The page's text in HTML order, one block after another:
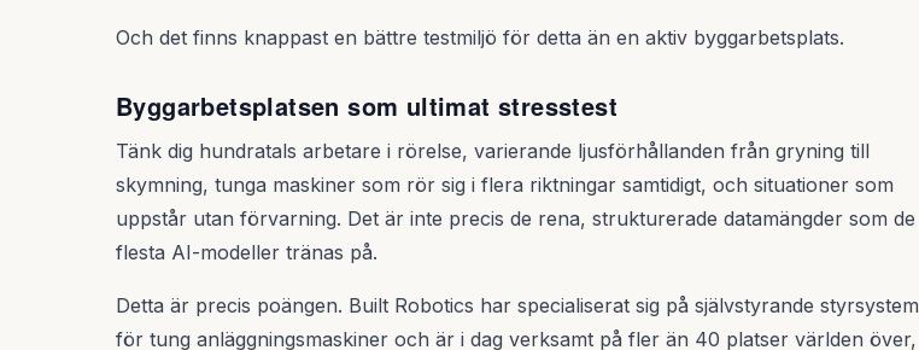
Och det finns knappast en bättre testmiljö för detta än en aktiv byggarbetsplats.
Byggarbetsplatsen som ultimat stresstest
Tänk dig hundratals arbetare i rörelse, varierande ljusförhållanden från gryning till
skymning, tunga maskiner som rör sig i flera riktningar samtidigt, och situationer som
uppstår utan förvarning. Det är inte precis de rena, strukturerade datamängder som de
flesta AI-modeller tränas på.
Detta är precis poängen. Built Robotics har specialiserat sig på självstyrande styrsystem
för tung anläggningsmaskiner och är i dag verksamt på fler än 40 platser världen över,